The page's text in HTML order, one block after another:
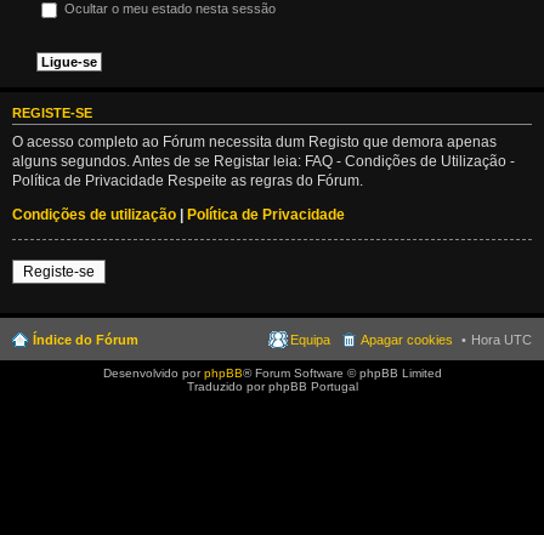
Ocultar o meu estado nesta sessão
REGISTE-SE
O acesso completo ao Fórum necessita dum Registo que demora apenas
alguns segundos. Antes de se Registar leia: FAQ - Condições de Utilização -
Política de Privacidade Respeite as regras do Fórum.
Condições de utilização | Política de Privacidade
Registe-se
Índice do Fórum Hora UTC
Apagar cookies
Equipa
Desenvolvido porphpBB® Forum Software © phpBB Limited
Traduzido por phpBB Portugal